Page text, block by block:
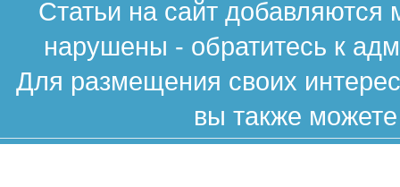
Статьи на сайт
нарушены - обратитесь к
Для размещения своих
вы также